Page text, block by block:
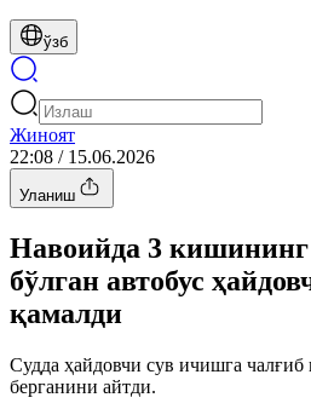
ўзб
Жиноят
22:08 / 15.06.2026
Уланиш
Навоийда 3 кишининг
бўлган автобус
қамалди
Судда ҳайдовчи сув ичишга
берганини айтди.